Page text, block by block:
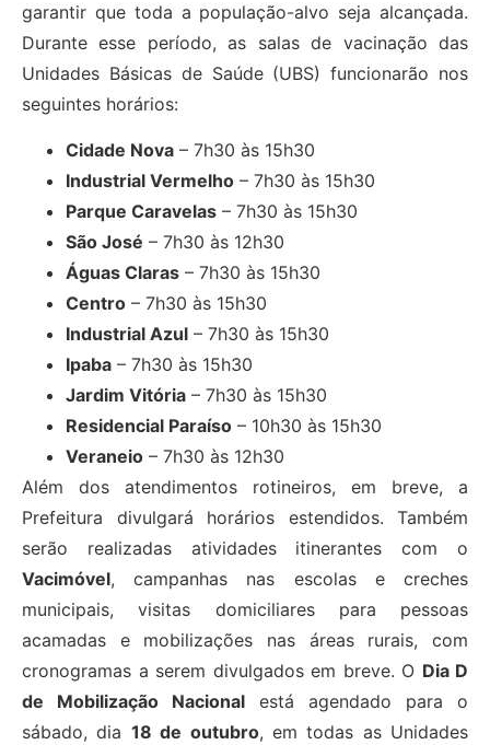
garantir que toda a população-alvo seja alcançada.
Durante esse período, as salas de vacinação das
Unidades Básicas de Saúde (UBS) funcionarão nos
seguintes horários:
Cidade Nova – 7h30 às 15h30
Industrial Vermelho – 7h30 às 15h30
Parque Caravelas – 7h30 às 15h30
São José – 7h30 às 12h30
Águas Claras – 7h30 às 15h30
Centro – 7h30 às 15h30
Industrial Azul – 7h30 às 15h30
Ipaba – 7h30 às 15h30
Jardim Vitória – 7h30 às 15h30
Residencial Paraíso – 10h30 às 15h30
Veraneio – 7h30 às 12h30
Além dos atendimentos rotineiros, em breve, a
Prefeitura divulgará horários estendidos. Também
serão realizadas atividades itinerantes com o
Vacimóvel, campanhas nas escolas e creches
municipais, visitas domiciliares para pessoas
acamadas e mobilizações nas áreas rurais, com
cronogramas a serem divulgados em breve. O Dia D
de Mobilização Nacional está agendado para o
sábado, dia 18 de outubro, em todas as Unidades